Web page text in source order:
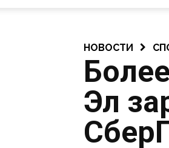
НОВОСТИ
Эл